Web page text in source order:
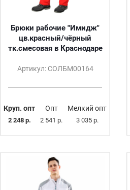
Брюки рабочие "Имидж"
цв.красный/чёрный
тк.смесовая в Краснодаре
Артикул: СОЛБМ00164
Круп. опт
2 248 р.
Опт
2 541 р.
Мелкий опт
3 035 р.